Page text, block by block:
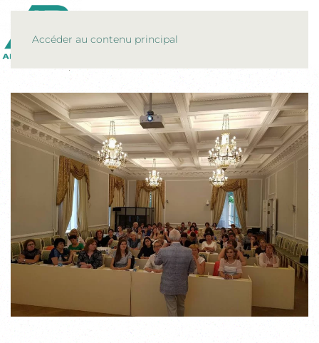
Accéder au contenu principal